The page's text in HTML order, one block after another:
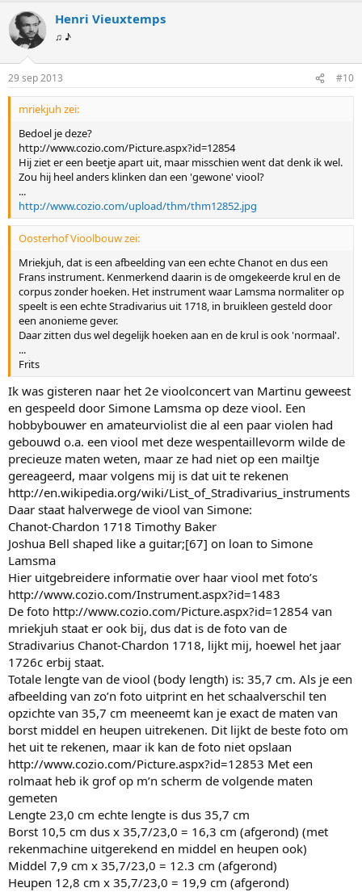
Henri Vieuxtemps
♫ ♪
29 sep 2013 #10
mriekjuh zei:
Bedoel je deze?
http://www.cozio.com/Picture.aspx?id=12854
Hij ziet er een beetje apart uit, maar misschien went dat denk ik wel.
Zou hij heel anders klinken dan een 'gewone' viool?
...
http://www.cozio.com/upload/thm/thm12852.jpg
Oosterhof Vioolbouw zei:
Mriekjuh, dat is een afbeelding van een echte Chanot en dus een
Frans instrument. Kenmerkend daarin is de omgekeerde krul en de
corpus zonder hoeken. Het instrument waar Lamsma normaliter op
speelt is een echte Stradivarius uit 1718, in bruikleen gesteld door
een anonieme gever.
Daar zitten dus wel degelijk hoeken aan en de krul is ook 'normaal'.
...
Frits
Ik was gisteren naar het 2e vioolconcert van Martinu geweest
en gespeeld door Simone Lamsma op deze viool. Een
hobbybouwer en amateurviolist die al een paar violen had
gebouwd o.a. een viool met deze wespentaillevorm wilde de
precieuze maten weten, maar ze had niet op een mailtje
gereageerd, maar volgens mij is dat uit te rekenen
http://en.wikipedia.org/wiki/List_of_Stradivarius_instruments
Daar staat halverwege de viool van Simone:
Chanot-Chardon 1718 Timothy Baker
Joshua Bell shaped like a guitar;[67] on loan to Simone
Lamsma
Hier uitgebreidere informatie over haar viool met foto’s
http://www.cozio.com/Instrument.aspx?id=1483
De foto http://www.cozio.com/Picture.aspx?id=12854 van
mriekjuh staat er ook bij, dus dat is de foto van de
Stradivarius Chanot-Chardon 1718, lijkt mij, hoewel het jaar
1726c erbij staat.
Totale lengte van de viool (body length) is: 35,7 cm. Als je een
afbeelding van zo’n foto uitprint en het schaalverschil ten
opzichte van 35,7 cm meeneemt kan je exact de maten van
borst middel en heupen uitrekenen. Dit lijkt de beste foto om
het uit te rekenen, maar ik kan de foto niet opslaan
http://www.cozio.com/Picture.aspx?id=12853 Met een
rolmaat heb ik grof op m’n scherm de volgende maten
gemeten
Lengte 23,0 cm echte lengte is dus 35,7 cm
Borst 10,5 cm dus x 35,7/23,0 = 16,3 cm (afgerond) (met
rekenmachine uitgerekend en middel en heupen ook)
Middel 7,9 cm x 35,7/23,0 = 12.3 cm (afgerond)
Heupen 12,8 cm x 35,7/23,0 = 19,9 cm (afgerond)